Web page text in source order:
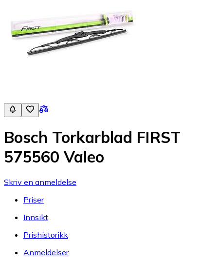
Bosch Torkarblad FIRST
575560 Valeo
Skriv en anmeldelse
Priser
Innsikt
Prishistorikk
Anmeldelser